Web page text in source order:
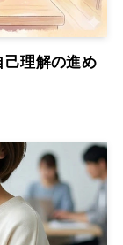
己理解の進め